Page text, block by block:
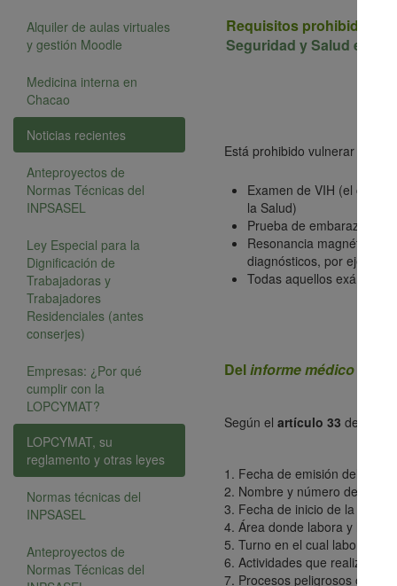
Alquiler de aulas virtuales
y gestión Moodle
Medicina interna en
Chacao
Noticias recientes
Anteproyectos de
Normas Técnicas del
INPSASEL
Ley Especial para la
Dignificación de
Trabajadoras y
Trabajadores
Residenciales (antes
conserjes)
Empresas: ¿Por qué
cumplir con la
LOPCYMAT?
LOPCYMAT, su
reglamento y otras leyes
Normas técnicas del
INPSASEL
Anteproyectos de
Normas Técnicas del
Requisitos prohibidos
Seguridad y Salud en el
Está prohibido vulnerar el
Examen de VIH (el cual
la Salud)
Prueba de embarazo sin
Resonancia magnética
diagnósticos, por
Todas aquellos
Delinforme médico
Según el artículo 33 de dicha
1. Fecha de emisión del
2. Nombre y número de
3. Fecha de inicio de la
4. Área donde labora y ha
5. Turno en el cual labora el
6. Actividades que realiza el
7. Procesos peligrosos o